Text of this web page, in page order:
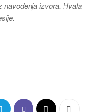
navođenja izvora. Hvala